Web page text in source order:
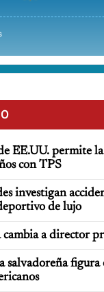
EE.UU. permite
con TPS
investigan
de lujo
cambia a director
salvadoreña